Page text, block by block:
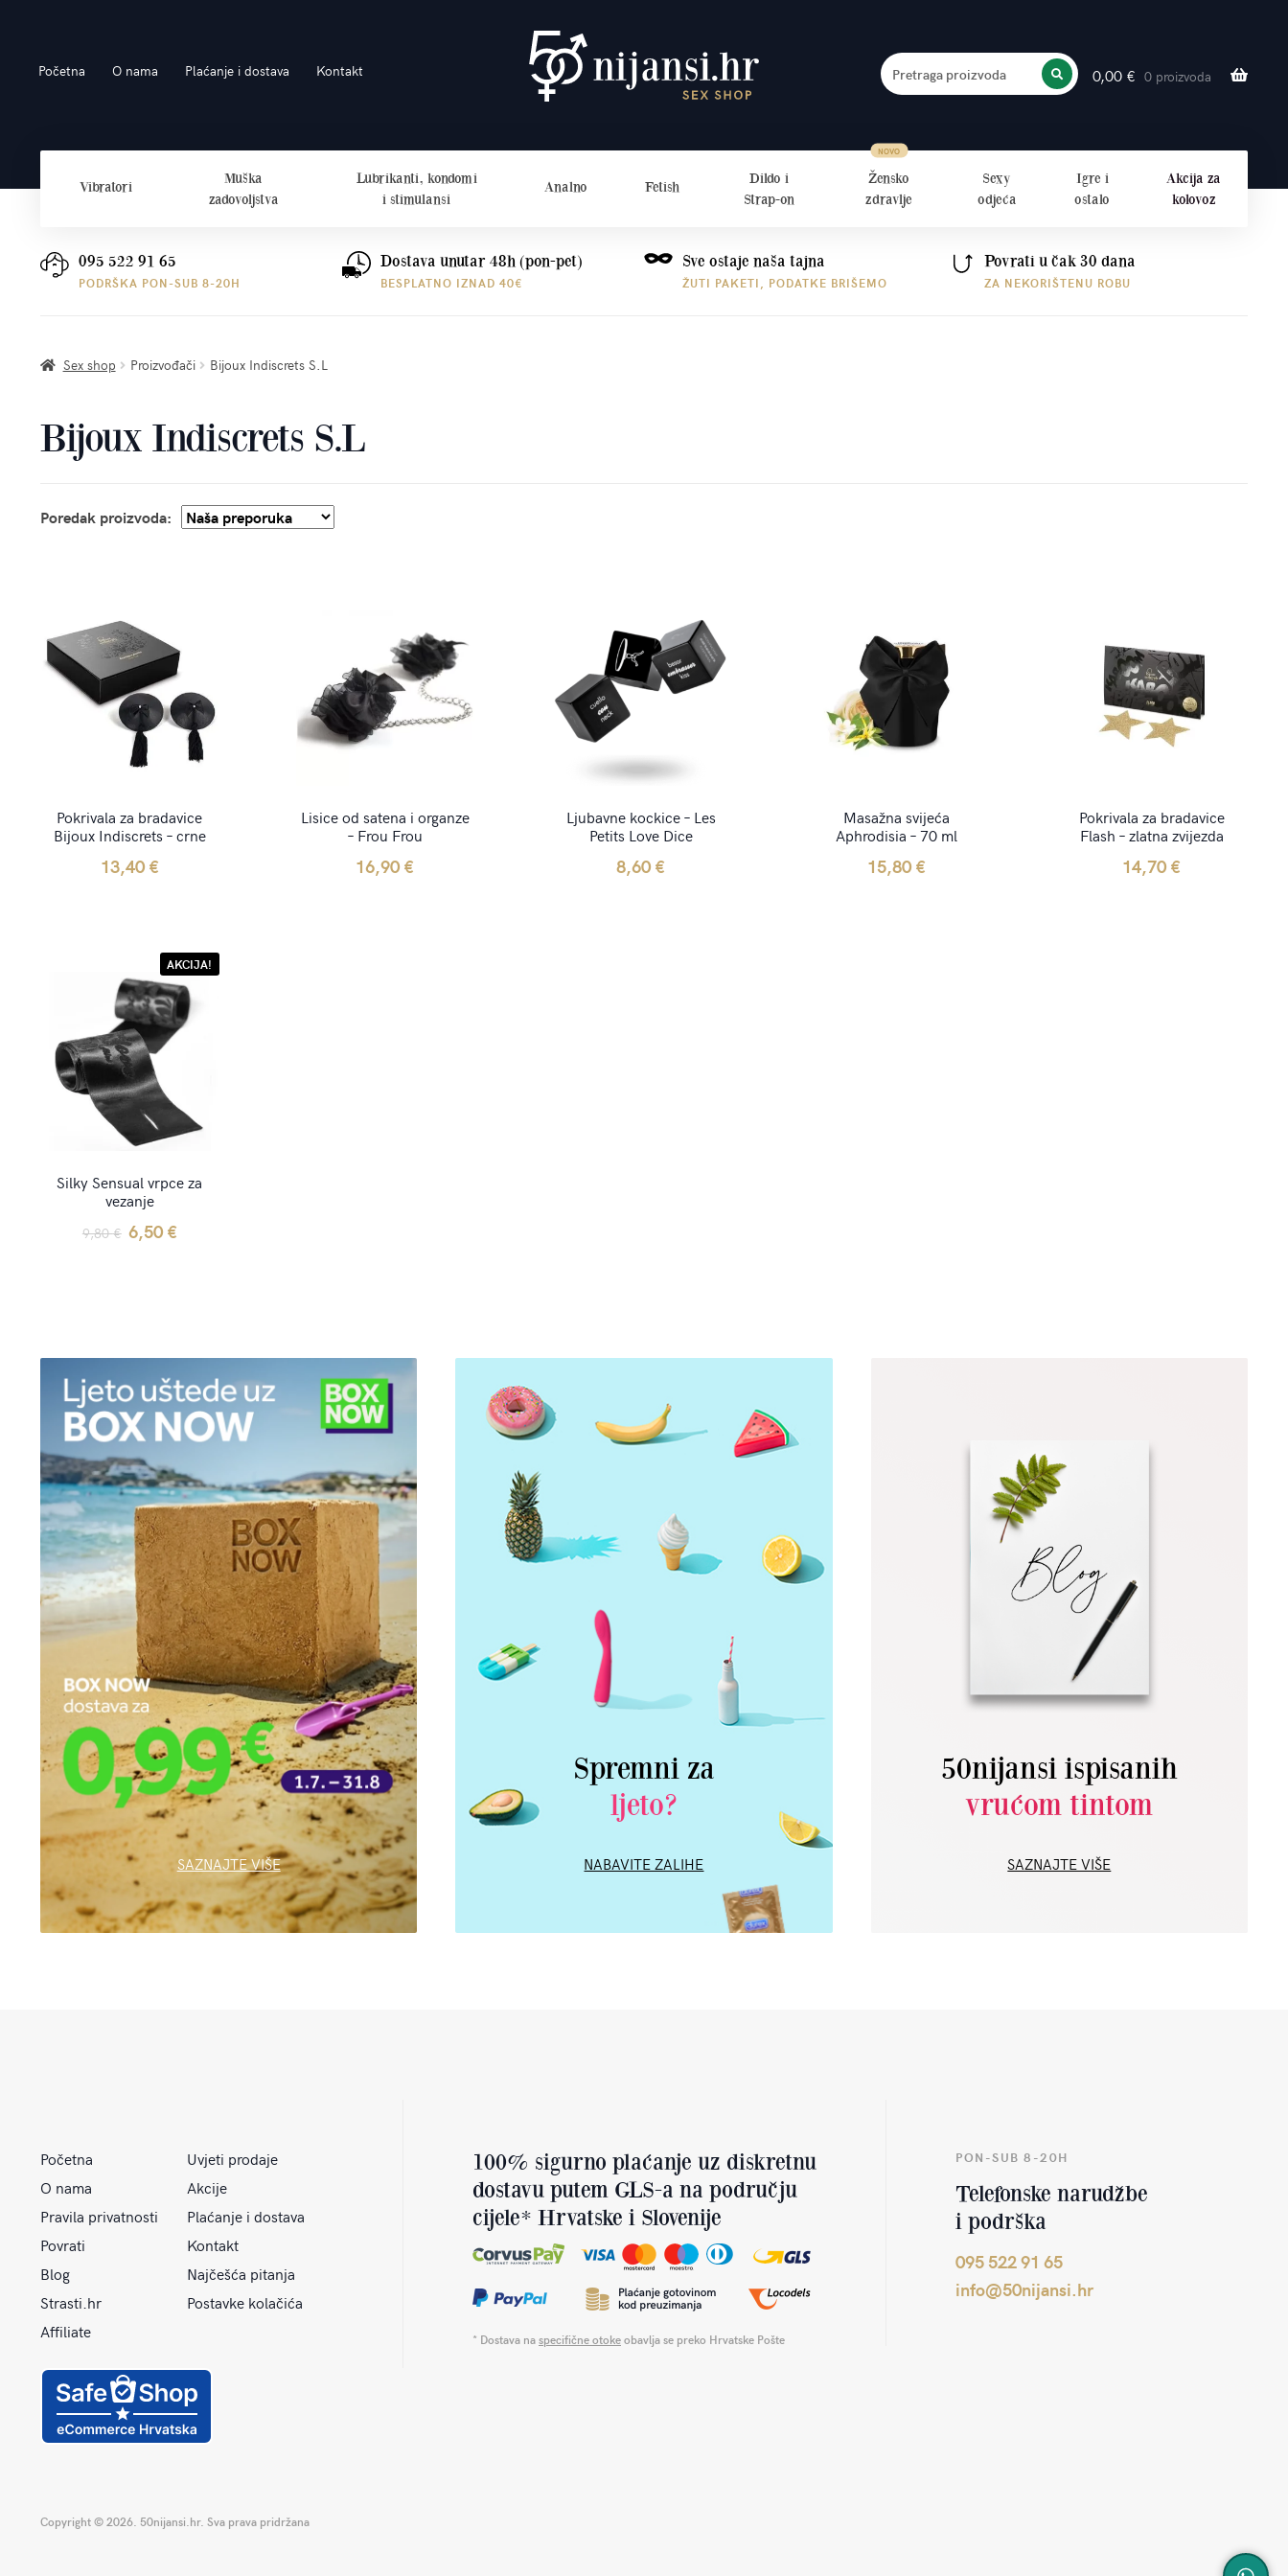
na
do
Početna O nama Plaćanje i dostava Kontakt 0,00 € 0 proizvoda
Pretraga proizvoda
PRETRAŽITE
Vibratori
Muška
zadovoljstva
Lubrikanti, kondomi
i stimulansi
Analno Fetish
Dildo i
Strap-on
Žensko
zdravlje
Sexy
odjeća
Igre i
ostalo
Akcija za
kolovoz
095 522 91 65
PODRŠKA PON-SUB 8-20H
Dostava unutar 48h (pon-pet)
BESPLATNO IZNAD 40€
Sve ostaje naša tajna
ŽUTI PAKETI, PODATKE BRIŠEMO
Povrati u čak 30 dana
ZA NEKORIŠTENU ROBU
Sex shop Proizvođači Bijoux Indiscrets S.L
Bijoux Indiscrets S.L
Poredak proizvoda:
Pokrivala za bradavice
Bijoux Indiscrets – crne
13,40€
Lisice od satena i organze
– Frou Frou
16,90€
Ljubavne kockice – Les
Petits Love Dice
8,60€
Masažna svijeća
Aphrodisia – 70 ml
15,80€
Pokrivala za bradavice
Flash – zlatna zvijezda
14,70€
Silky Sensual vrpce za
vezanje
AKCIJA!
9,80€ Original
6,50€Current
SAZNAJTE VIŠE
Spremni za
ljeto?
NABAVITE ZALIHE
50nijansi ispisanih
vrućom tintom
SAZNAJTE VIŠE
Početna
Uvjeti prodaje
O nama
Akcije
Pravila privatnosti
Plaćanje i dostava
Povrati
Kontakt
Blog
Najčešća pitanja
Strasti.hr
Postavke kolačića
Affiliate
100% sigurno plaćanje uz diskretnu
dostavu putem GLS-a na području
cijele* Hrvatske i Slovenije
* Dostava naspecifične otokeobavlja se preko Hrvatske Pošte
PON-SUB 8-20H
Telefonske narudžbe
i podrška
095 522 91 65
info@50nijansi.hr
Copyright © 2026. 50nijansi.hr. Sva prava pridržana